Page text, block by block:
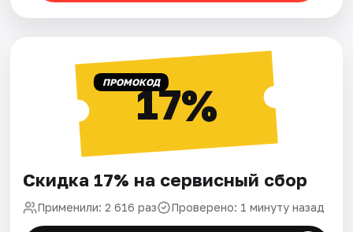
ПРОМОКОД17%
Скидка 17% на сервисный сбор
Применили: 2 616 раз Проверено: 1 минуту назад